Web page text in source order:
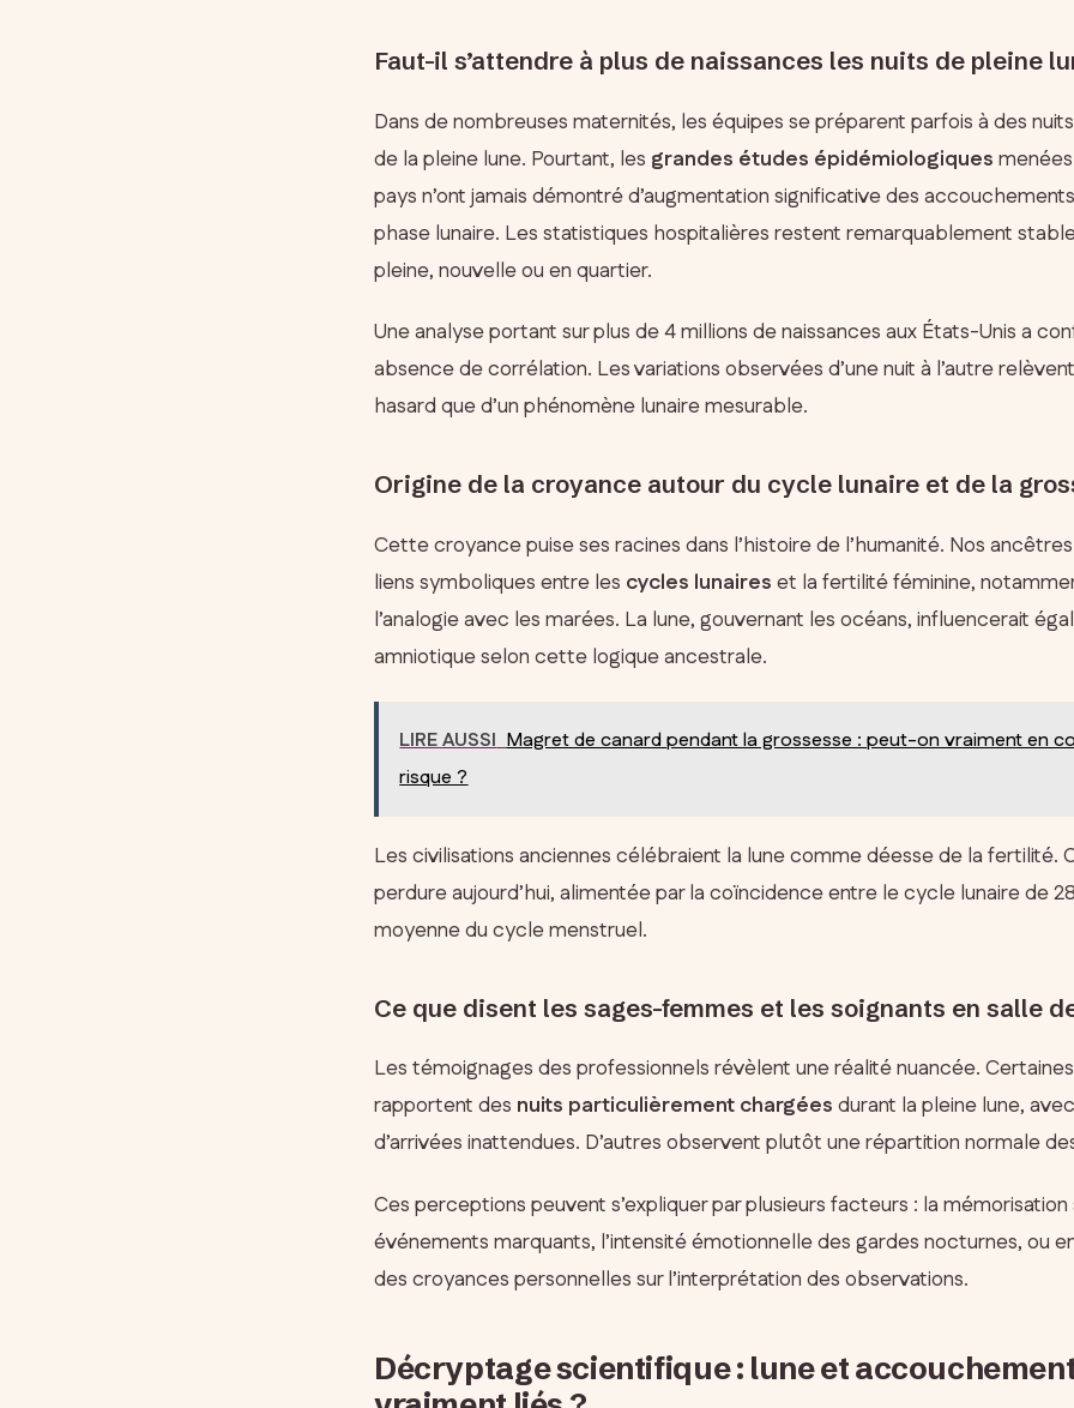
Faut-il s’attendre à plus de naissances les nuits de pleine
Dans de nombreuses maternités, les équipes se préparent parfois à des
de la pleine lune. Pourtant, les grandes études épidémiologiques
pays n’ont jamais démontré d’augmentation significative des
phase lunaire. Les statistiques hospitalières restent remarquablement
pleine, nouvelle ou en quartier.
Une analyse portant sur plus de 4 millions de naissances aux États-Unis a
absence de corrélation. Les variations observées d’une nuit à l’autre
hasard que d’un phénomène lunaire mesurable.
Origine de la croyance autour du cycle lunaire et de la
Cette croyance puise ses racines dans l’histoire de l’humanité. Nos
liens symboliques entre les cycles lunaires et la fertilité féminine,
l’analogie avec les marées. La lune, gouvernant les océans, influencerait
amniotique selon cette logique ancestrale.
LIRE AUSSI Magret de canard pendant la grossesse : peut-on vraiment en
risque ?
Les civilisations anciennes célébraient la lune comme déesse de la fertilité.
perdure aujourd’hui, alimentée par la coïncidence entre le cycle lunaire de
moyenne du cycle menstruel.
Ce que disent les sages-femmes et les soignants en salle
Les témoignages des professionnels révèlent une réalité nuancée.
rapportent des nuits particulièrement chargées durant la pleine lune,
d’arrivées inattendues. D’autres observent plutôt une répartition normale
Ces perceptions peuvent s’expliquer par plusieurs facteurs : la
événements marquants, l’intensité émotionnelle des gardes nocturnes, ou
des croyances personnelles sur l’interprétation des observations.
Décryptage scientifique : lune et